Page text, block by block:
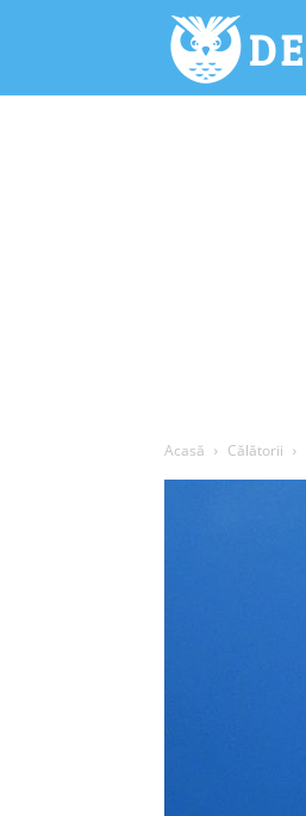
Acasă Călătorii